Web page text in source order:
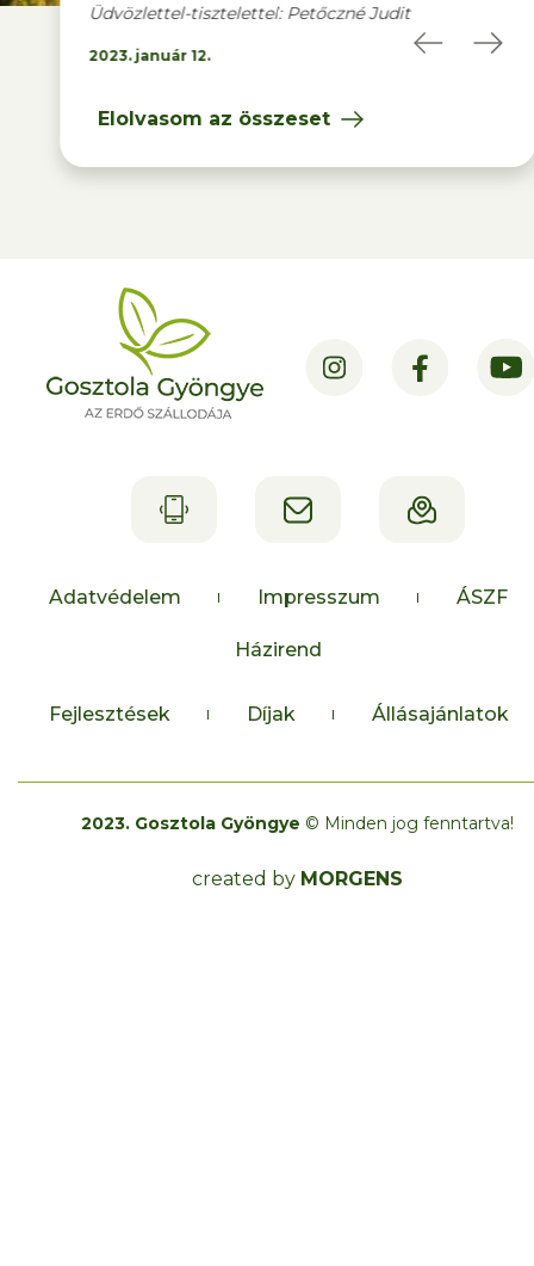
Üdvözlettel-tisztelettel: Petőczné Judit
2023. január 12.
Elolvasom az összeset
Adatvédelem Impresszum ÁSZF
Házirend
Fejlesztések Díjak Állásajánlatok
2023. Gosztola Gyöngye © Minden jog fenntartva!
created by MORGENS